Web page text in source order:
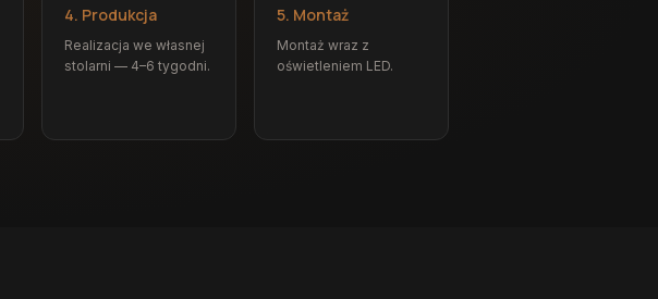
4. Produkcja
Realizacja we własnej
stolarni — 4–6 tygodni.
5. Montaż
Montaż wraz z
oświetleniem LED.